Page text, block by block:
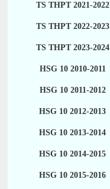
TS THPT 2021-2022
TS THPT 2022-2023
TS THPT 2023-2024
HSG 10 2010-2011
HSG 10 2011-2012
HSG 10 2012-2013
HSG 10 2013-2014
HSG 10 2014-2015
HSG 10 2015-2016